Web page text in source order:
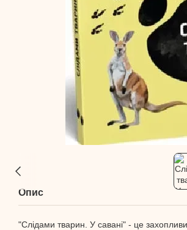
Опис
"Слідами тварин. У савані" - це